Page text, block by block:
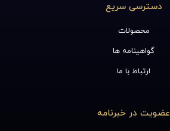
دسترسی سریع
محصولات
گواهینامه ها
ارتباط با ما
عضویت در خبرنامه